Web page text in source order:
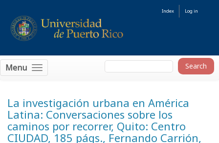
Index Log in
Menu
La investigación urbana en América
Latina: Conversaciones sobre los
caminos por recorrer, Quito: Centro
CIUDAD, 185 págs., Fernando Carrión,